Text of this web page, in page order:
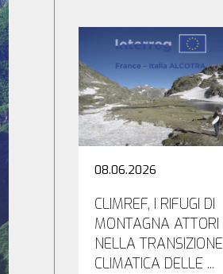
08.06.2026
CLIMREF, I RIFUGI DI
MONTAGNA ATTORI
NELLA TRANSIZIONE
CLIMATICA DELLE ...